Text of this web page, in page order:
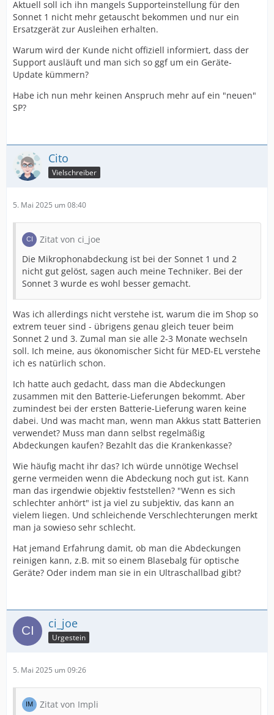
Aktuell soll ich ihn mangels Supporteinstellung für den
Sonnet 1 nicht mehr getauscht bekommen und nur ein
Ersatzgerät zur Ausleihen erhalten.
Warum wird der Kunde nicht offiziell informiert, dass der
Support ausläuft und man sich so ggf um ein Geräte-
Update kümmern?
Habe ich nun mehr keinen Anspruch mehr auf ein "neuen"
SP?
Cito
Vielschreiber
5. Mai 2025 um 08:40
Zitat von ci_joe
Die Mikrophonabdeckung ist bei der Sonnet 1 und 2
nicht gut gelöst, sagen auch meine Techniker. Bei der
Sonnet 3 wurde es wohl besser gemacht.
Was ich allerdings nicht verstehe ist, warum die im Shop so
extrem teuer sind - übrigens genau gleich teuer beim
Sonnet 2 und 3. Zumal man sie alle 2-3 Monate wechseln
soll. Ich meine, aus ökonomischer Sicht für MED-EL verstehe
ich es natürlich schon.
Ich hatte auch gedacht, dass man die Abdeckungen
zusammen mit den Batterie-Lieferungen bekommt. Aber
zumindest bei der ersten Batterie-Lieferung waren keine
dabei. Und was macht man, wenn man Akkus statt Batterien
verwendet? Muss man dann selbst regelmäßig
Abdeckungen kaufen? Bezahlt das die Krankenkasse?
Wie häufig macht ihr das? Ich würde unnötige Wechsel
gerne vermeiden wenn die Abdeckung noch gut ist. Kann
man das irgendwie objektiv feststellen? "Wenn es sich
schlechter anhört" ist ja viel zu subjektiv, das kann an
vielem liegen. Und schleichende Verschlechterungen merkt
man ja sowieso sehr schlecht.
Hat jemand Erfahrung damit, ob man die Abdeckungen
reinigen kann, z.B. mit so einem Blasebalg für optische
Geräte? Oder indem man sie in ein Ultraschallbad gibt?
ci_joe
Urgestein
5. Mai 2025 um 09:26
Zitat von Impli